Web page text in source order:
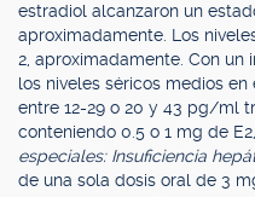
estradiol alcanzaron un
aproximadamente. Los
2, aproximadamente. Con un
los niveles séricos medios
entre 12-29 o 20 y 43 pg/ml
conteniendo 0.5 o 1 mg de
especiales: Insuficiencia
de una sola dosis oral de 3